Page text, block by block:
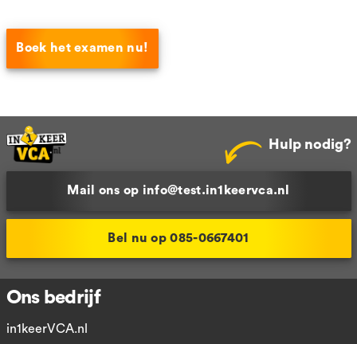
Boek het examen nu!
Hulp nodig?
Mail ons op info@test.in1keervca.nl
Bel nu op 085-0667401
Ons bedrijf
in1keerVCA.nl